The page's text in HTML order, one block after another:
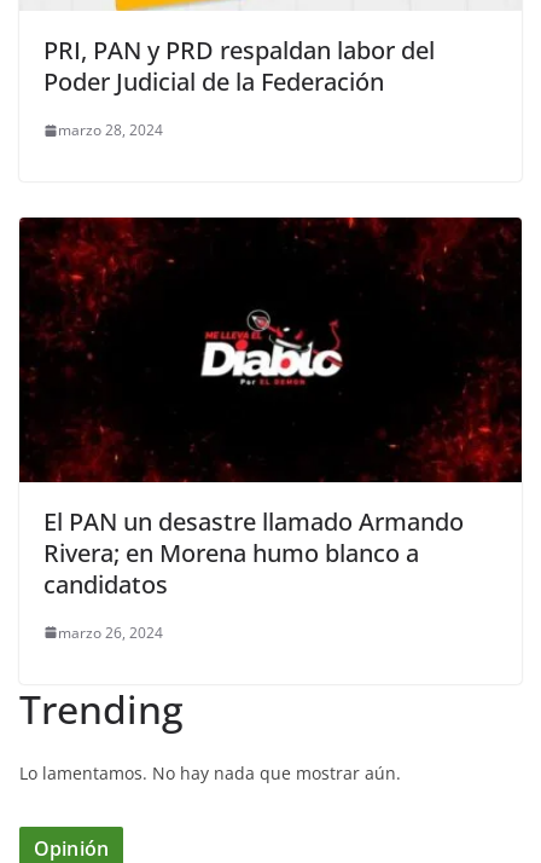
PRI, PAN y PRD respaldan labor del
Poder Judicial de la Federación
marzo 28, 2024
El PAN un desastre llamado Armando
Rivera; en Morena humo blanco a
candidatos
marzo 26, 2024
Trending
Lo lamentamos. No hay nada que mostrar aún.
Opinión